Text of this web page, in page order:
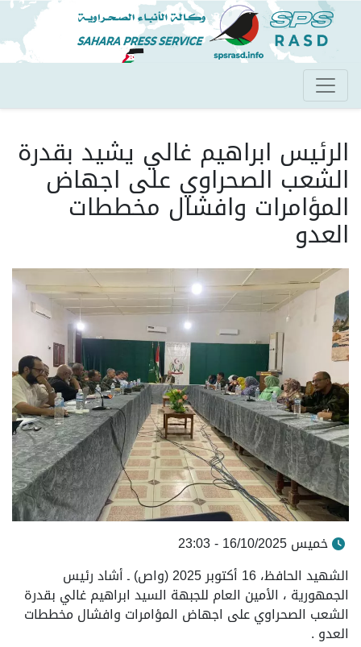
تجاوز
إلى
المحتوى
الرئيسي
الرئيس ابراهيم غالي يشيد بقدرة
الشعب الصحراوي على اجهاض
المؤامرات وافشال مخططات
العدو
خميس 16/10/2025 - 23:03
الشهيد الحافظ، 16 أكتوبر 2025 (واص) ـ أشاد رئيس
الجمهورية ، الأمين العام للجبهة السيد ابراهيم غالي بقدرة
الشعب الصحراوي على اجهاض المؤامرات وافشال مخططات
العدو .